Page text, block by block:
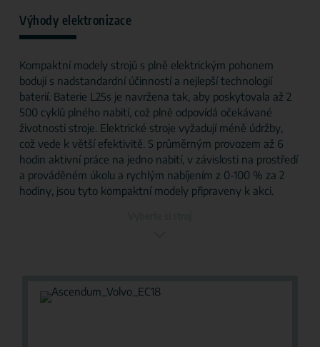
Výhody elektronizace
Kompaktní modely strojů s plně elektrickým pohonem
bodují s nadstandardní účinností a nejlepší technologií
baterií. Baterie L25s je navržena tak, aby poskytovala až 2
500 cyklů plného nabití, což plně odpovídá očekávané
životnosti stroje. Elektrické stroje vyžadují méně údržby,
což vede k větší efektivitě. S průměrným provozem až 6
hodin aktivní práce na jedno nabití, v závislosti na prostředí
a prováděném úkolu a rychlým nabíjením z 0-100 % za 2
hodiny, jsou tyto kompaktní modely připraveny k akci.